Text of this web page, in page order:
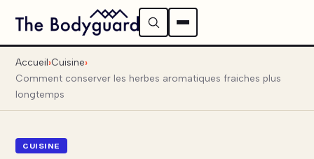
Accueil Cuisine
Comment conserver les herbes aromatiques fraiches plus
longtemps
CUISINE